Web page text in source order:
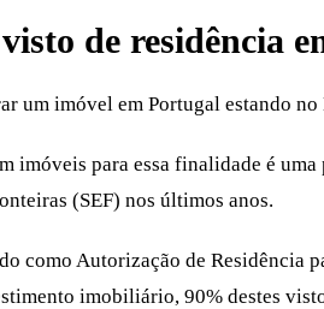
visto de residência
um imóvel em Portugal estando
imóveis para essa finalidade é
(SEF) nos últimos anos.
como Autorização de Residência
imobiliário, 90% destes